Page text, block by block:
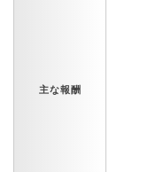
主な報酬